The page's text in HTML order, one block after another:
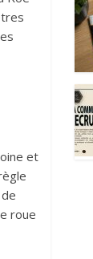
et
roue